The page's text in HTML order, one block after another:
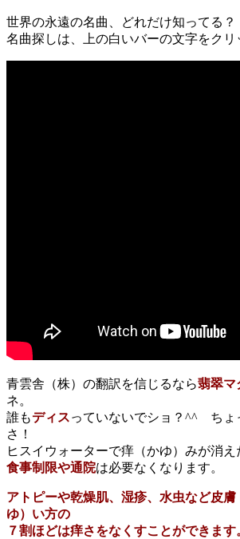
世界の永遠の名曲、どれだけ知ってる？
名曲探しは、上の白いバーの文字をクリ
青雲舎（株）の翻訳を信じるなら翡翠マ
ネ。
誰もディスっていないでショ？^^ ちょ
さ！
ヒスイウォーターで痒（かゆ）みが消
食事制限や通院は必要なくなります。
アトピーや乾燥肌、湿疹、水虫など皮
ゆ）い方の
７割ほどは痒さをなくすことができます